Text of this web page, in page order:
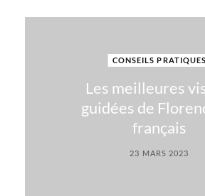
CONSEILS PRATIQUES
Les meilleures
guidées de
français
23 MARS 2023